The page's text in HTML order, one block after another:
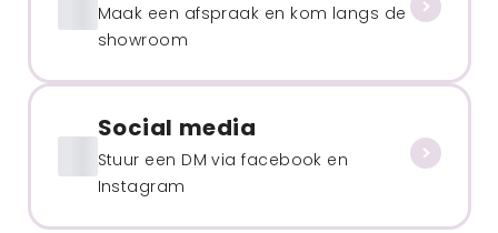
Maak een afspraak en kom langs de
showroom
Social media
Stuur een DM via facebook en
Instagram